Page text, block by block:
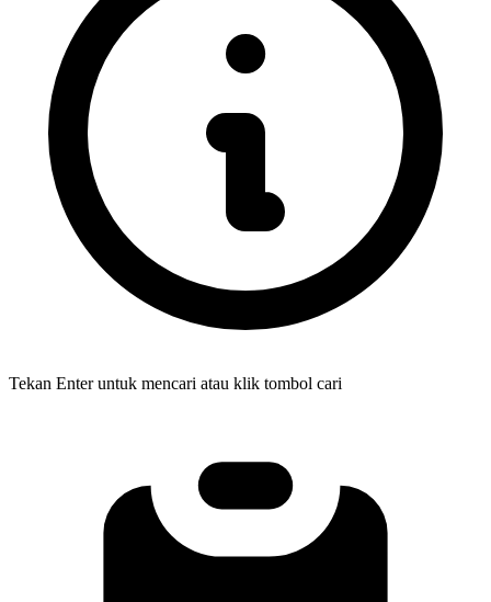
Tekan Enter untuk mencari atau klik tombol cari